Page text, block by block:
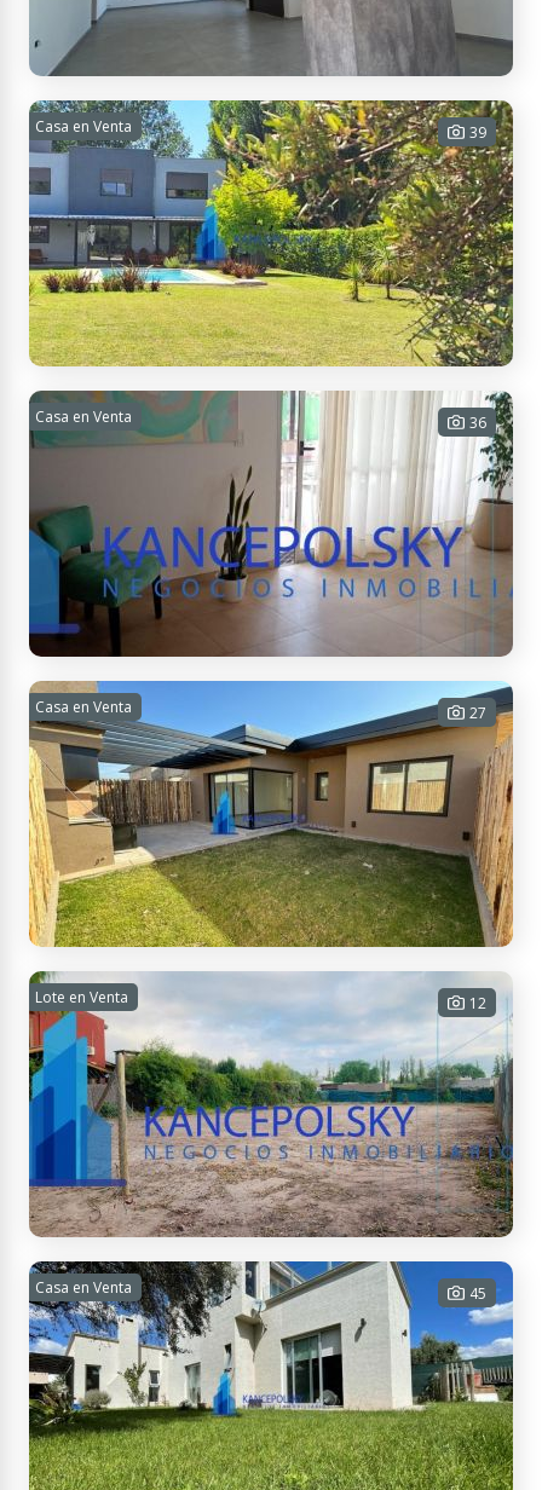
USD 260.000 Contactar
A ESTRENAR. BOEDO VILLAGE
3 habitaciones - 3 baños - 2
cocheras - 160 m² Cub. - 430 m² Tot.
USD 230.000 Contactar
Casa en Venta 39
Roque Sáenz Peña 3524, M5509 Luján de Cuyo, Mendoza, Argentina
SOLAR DEL PLATA
3 habitaciones - 3 baños - 2
cocheras - 300 m² Cub. - 1400 m²
Tot.
USD 298.000 Contactar
Casa en Venta 36
San Martín 1802, M5507 Luján de Cuyo, Mendoza, Argentina
LAR DE VIEYTES II
3 habitaciones - 3 baños - 2
cocheras - 203 m² Cub. - 500 m² Tot.
USD 235.000 Contactar
Casa en Venta 27
CONDOMINIOS GRAN BOEDO
2 habitaciones - 2 baños - 2
cocheras - 120 m² Cub. - 200 m² Tot.
USD 200.000 Contactar
Lote en Venta 12
Aráoz, Luján de Cuyo, Mendoza, Argentina
TERRUÑOS DE ARAOZ I
800 m² Tot.
USD 45.000 Contactar
Casa en Venta 45